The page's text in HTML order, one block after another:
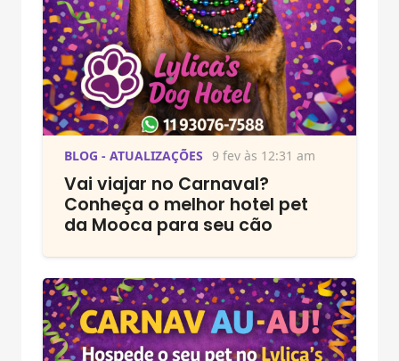
BLOG - ATUALIZAÇÕES 9 fev às 12:31 am
Vai viajar no Carnaval?
Conheça o melhor hotel pet
da Mooca para seu cão